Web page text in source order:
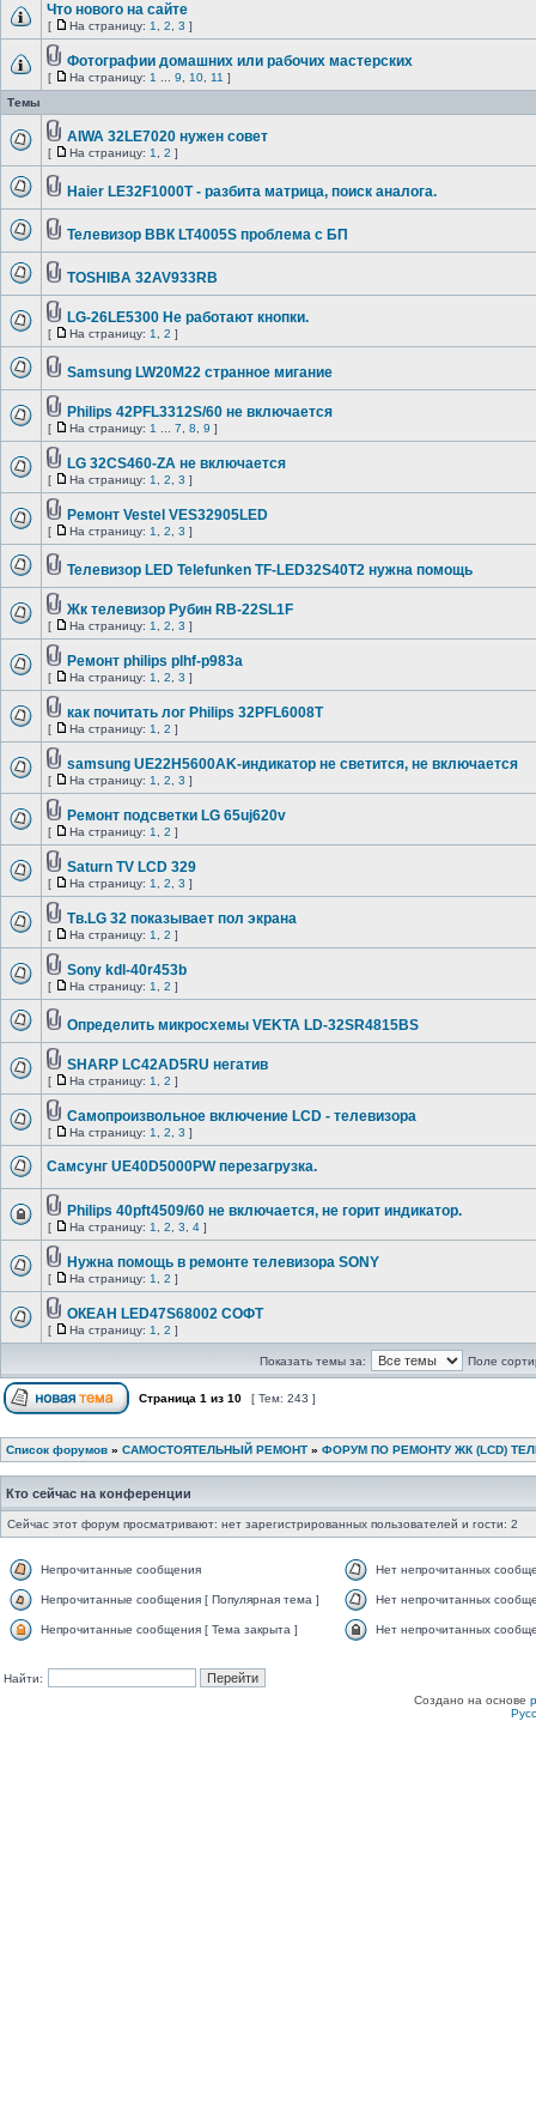
Что нового на сайте
[ На страницу: 1 2 3 ]
Фотографии домашних или рабочих мастерских
[ На страницу: 1 9 10 11 ]
Темы
AIWA 32LE7020 нужен совет
[ На страницу: 1 2 ]
Haier LE32F1000T - разбита матрица, поиск аналога.
Телевизор ВВК LT4005S проблема с БП
TOSHIBA 32AV933RB
LG-26LE5300 Не работают кнопки.
[ На страницу: 1 2 ]
Samsung LW20M22 странное мигание
Philips 42PFL3312S/60 не включается
[ На страницу: 1 7 8 9 ]
LG 32CS460-ZA не включается
[ На страницу: 1 2 3 ]
Ремонт Vestel VES32905LED
[ На страницу: 1 2 3 ]
Телевизор LED Telefunken TF-LED32S40T2 нужна помощь
Жк телевизор Рубин RB-22SL1F
[ На страницу: 1 2 3 ]
Ремонт philips plhf-p983a
[ На страницу: 1 2 3 ]
как почитать лог Philips 32PFL6008T
[ На страницу: 1 2 ]
samsung UE22H5600AK-индикатор не светится, не включается
[ На страницу: 1 2 3 ]
Ремонт подсветки LG 65uj620v
[ На страницу: 1 2 ]
Saturn TV LCD 329
[ На страницу: 1 2 3 ]
Тв.LG 32 показывает пол экрана
[ На страницу: 1 2 ]
Sony kdl-40r453b
[ На страницу: 1 2 ]
Определить микросхемы VEKTA LD-32SR4815BS
SHARP LC42AD5RU негатив
[ На страницу: 1 2 ]
Самопроизвольное включение LCD - телевизора
[ На страницу: 1 2 3 ]
Самсунг UE40D5000PW перезагрузка.
Philips 40pft4509/60 не включается, не горит индикатор.
[ На страницу: 1 2 3 4 ]
Нужна помощь в ремонте телевизора SONY
[ На страницу: 1 2 ]
ОКЕАН LED47S68002 СОФТ
[ На страницу: 1 2 ]
Показать темы за: Поле
Страница 1 из 10 [ Тем: 243 ]
Список форумов » САМОСТОЯТЕЛЬНЫЙ РЕМОНТ » ФОРУМ ПО РЕМОНТУ ЖК (LCD)
Кто сейчас на конференции
Сейчас этот форум просматривают: нет зарегистрированных пользователей и гости: 2
Непрочитанные сообщения Нет непрочитанных
Непрочитанные сообщения [ Популярная тема ] Нет непрочитанных
Непрочитанные сообщения [ Тема закрыта ] Нет непрочитанных
Найти:
Создано на основе